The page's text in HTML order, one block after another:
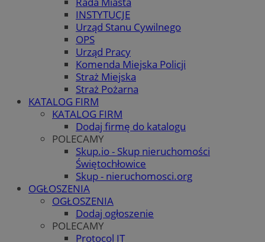
INSTYTUCJE
Urząd Stanu Cywilnego
OPS
Urząd Pracy
Komenda Miejska Policji
Straż Miejska
Straż Pożarna
KATALOG FIRM
KATALOG FIRM
Dodaj firmę do katalogu
POLECAMY
Skup.io - Skup nieruchomości
Świętochłowice
Skup - nieruchomosci.org
OGŁOSZENIA
OGŁOSZENIA
Dodaj ogłoszenie
POLECAMY
Protocol IT